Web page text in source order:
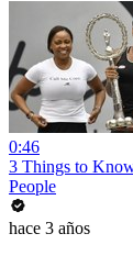
0:46
3 Things to
People
hace 3 años